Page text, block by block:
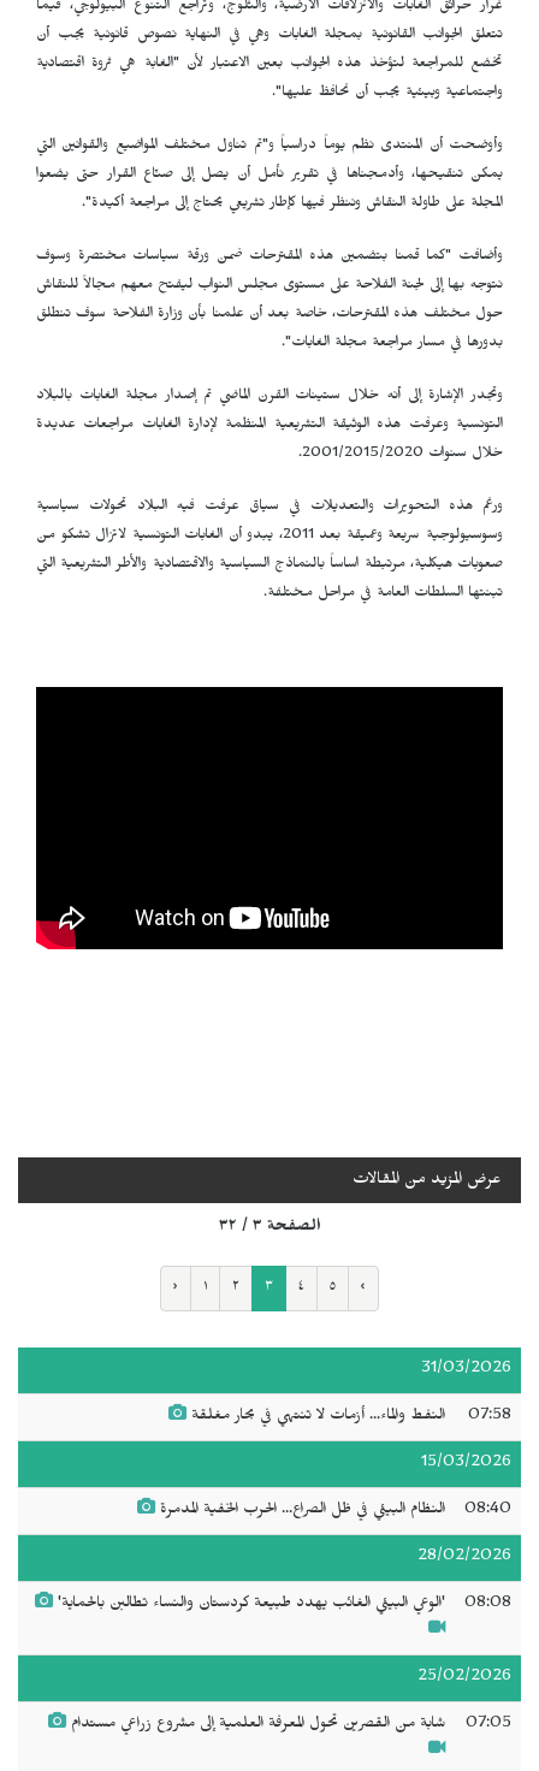
غرار حرائق الغابات والانزلاقات الأرضية، والثلوج، وتراجع التنوع البيولوجي، فيما
تتعلق الجوانب القانونية بمجلة الغابات وهي في النهاية نصوص قانونية يجب أن
تخضع للمراجعة لتؤخذ هذه الجوانب بعين الاعتبار لأن "الغابة هي ثروة اقتصادية
واجتماعية وبيئية يجب أن نحافظ عليها".
وأوضحت أن المنتدى نظم يوماً دراسياً و"تم تناول مختلف المواضيع والقوانين التي
يمكن تنقيحها، وأدمجناها في تقرير نأمل أن يصل إلى صنّاع القرار حتى يضعوا
المجلة على طاولة النقاش وننظر فيها كإطار تشريعي يحتاج إلى مراجعة أكيدة".
وأضافت "كما قمنا بتضمين هذه المقترحات ضمن ورقة سياسات مختصرة وسوف
نتوجه بها إلى لجنة الفلاحة على مستوى مجلس النواب ليفتح معهم مجالاً للنقاش
حول مختلف هذه المقترحات، خاصة بعد أن علمنا بأن وزارة الفلاحة سوف تنطلق
بدورها في مسار مراجعة مجلة الغابات".
وتجدر الإشارة إلى أنه خلال ستينات القرن الماضي تم إصدار مجلة الغابات بالبلاد
التونسية وعرفت هذه الوثيقة التشريعية المنظمة لإدارة الغابات مراجعات عديدة
خلال سنوات 2001/2015/2020.
ورغم هذه التحويرات والتعديلات في سياق عرفت فيه البلاد تحولات سياسية
وسوسيولوجية سريعة وعميقة بعد 2011، يبدو أن الغابات التونسية لاتزال تشكو من
صعوبات هيكلية، مرتبطة اساساً بالنماذج السياسية والاقتصادية والأطر التشريعية التي
تبنتها السلطات العامة في مراحل مختلفة.
عرض المزيد من المقالات
الصفحة ٣ / ٣٢
‹ ١ ٢ ٣ ٤ ٥ ›
31/03/2026
07:58 النفط والماء... أزمات لا تنتهي في بحار مغلقة
15/03/2026
08:40 النظام البيئي في ظل الصراع... الحرب الخفية المدمرة
28/02/2026
08:08 'الوعي البيئي الغائب يهدد طبيعة كردستان والنساء تطالبن بالحماية'
25/02/2026
07:05 شابة من القصرين تحول المعرفة العلمية إلى مشروع زراعي مستدام